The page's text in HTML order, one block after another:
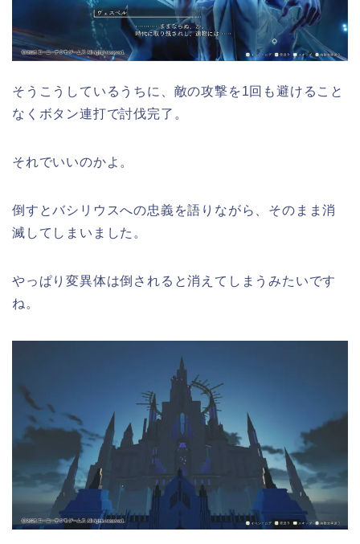
そうこうしているうちに、敵の攻撃を1回も避けること
なくボタン連打で討伐完了。
それでいいのかよ。
倒すとバシリウスへの忠義を語りながら、そのまま消
滅してしまいました。
やっぱり変異体は倒されると消えてしまうみたいです
ね。